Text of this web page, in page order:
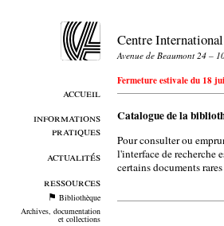
accueil
informations
pratiques
actualités
ressources
Bibliothèque
Archives, documentation
et collections
Centre
Avenue de Beaumont 24 –
Fermeture estivale du 18
Catalogue de la
Pour consulter ou
l'interface de recherche
certains documents